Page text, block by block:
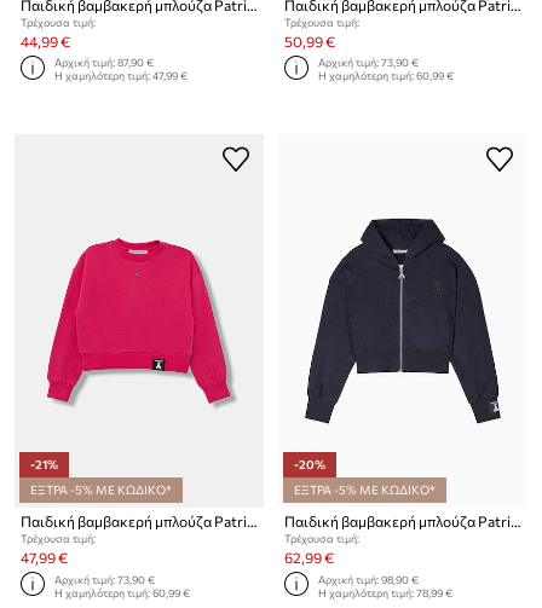
Τρέχουσα τιμή:
44,99 €
Αρχική τιμή:87,90 €
Η χαμηλότερη τιμή:47,99 €
Τρέχουσα τιμή:
50,99 €
Αρχική τιμή:73,90 €
Η χαμηλότερη τιμή:60,99 €
-21%
ΕΞΤΡΑ -5% ΜΕ ΚΩΔΙΚΟ*
Παιδική βαμβακερή μπλούζα Patrizia Pepe J315
Τρέχουσα τιμή:
47,99 €
Αρχική τιμή:73,90 €
Η χαμηλότερη τιμή:60,99 €
-20%
ΕΞΤΡΑ -5% ΜΕ ΚΩΔΙΚΟ*
Παιδική βαμβακερή μπλούζα Patrizia Pepe J046
Τρέχουσα τιμή:
62,99 €
Αρχική τιμή:98,90 €
Η χαμηλότερη τιμή:78,99 €